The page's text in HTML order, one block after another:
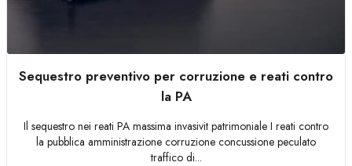
Sequestro preventivo per corruzione e reati contro
la PA
Il sequestro nei reati PA massima invasivit patrimoniale I reati contro
la pubblica amministrazione corruzione concussione peculato
traffico di...